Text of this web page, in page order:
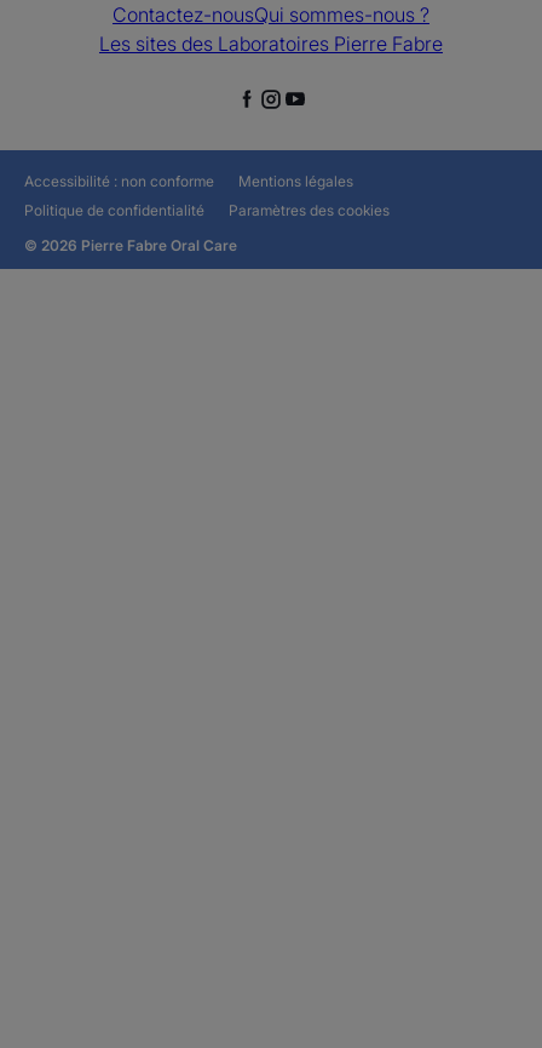
Contactez-nousQui sommes-nous ?
Les sites des Laboratoires Pierre Fabre
Accessibilité : non conforme
Mentions légales
Politique de confidentialité
Paramètres des cookies
© 2026 Pierre Fabre Oral Care